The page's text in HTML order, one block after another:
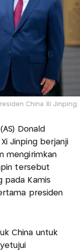
China Xi Jinping.
Donald
Jinping berjanji
mengirimkan
tersebut
pada Kamis
presiden
China untuk